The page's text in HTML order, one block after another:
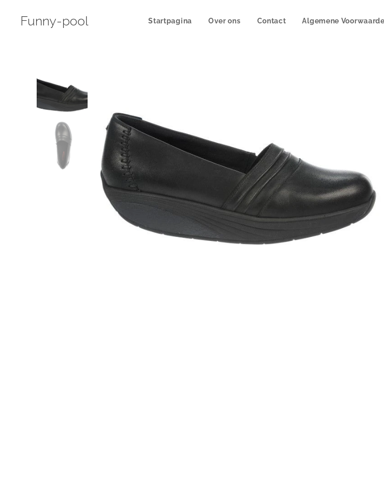
Funny-pool Startpagina Over ons Contact Algemene